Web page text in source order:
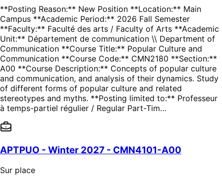
**Posting Reason:** New Position **Location:** Main
Campus **Academic Period:** 2026 Fall Semester
**Faculty:** Faculté des arts / Faculty of Arts **Academic
Unit:** Département de communication \\ Department of
Communication **Course Title:** Popular Culture and
Communication **Course Code:** CMN2180 **Section:**
A00 **Course Description:** Concepts of popular culture
and communication, and analysis of their dynamics. Study
of different forms of popular culture and related
stereotypes and myths. **Posting limited to:** Professeur
à temps-partiel régulier / Regular Part-Tim…
APTPUO - Winter 2027 - CMN4101-A00
Sur place